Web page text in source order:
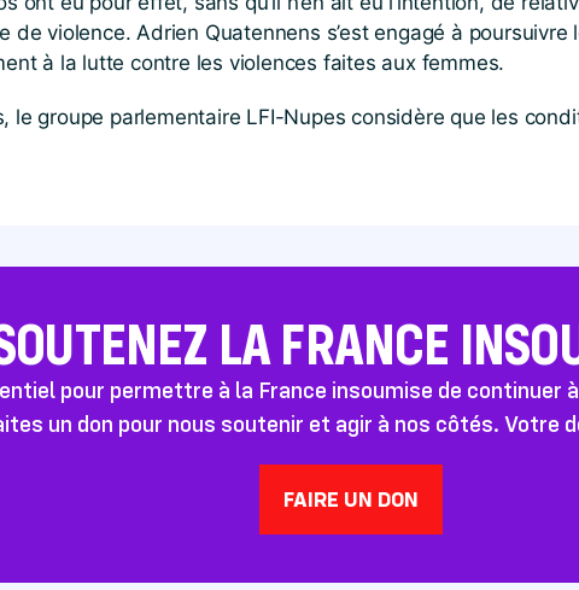
de violence. Adrien Quatennens s’est engagé à
à la lutte contre les violences faites aux femmes.
le groupe parlementaire LFI-Nupes considère que les
LA FRANCE
pour permettre à la France insoumise de continuer
un don pour nous soutenir et agir à nos côtés. Votre
FAIRE UN DON